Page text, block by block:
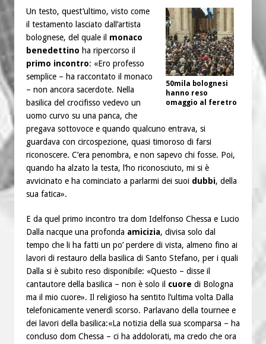
50mila bolognesi
hanno reso
omaggio al feretro
Un testo, quest’ultimo, visto come
il testamento lasciato dall’artista
bolognese, del quale il monaco
benedettino ha ripercorso il
primo incontro: «Ero professo
semplice – ha raccontato il monaco
– non ancora sacerdote. Nella
basilica del crocifisso vedevo un
uomo curvo su una panca, che
pregava sottovoce e quando qualcuno entrava, si
guardava con circospezione, quasi timoroso di farsi
riconoscere. C’era penombra, e non sapevo chi fosse. Poi,
quando ha alzato la testa, l’ho riconosciuto, mi si è
avvicinato e ha cominciato a parlarmi dei suoi dubbi, della
sua fatica».
E da quel primo incontro tra dom Idelfonso Chessa e Lucio
Dalla nacque una profonda amicizia, divisa solo dal
tempo che li ha fatti un po’ perdere di vista, almeno fino ai
lavori di restauro della basilica di Santo Stefano, per i quali
Dalla si è subito reso disponibile: «Questo – disse il
cantautore della basilica – non è solo il cuore di Bologna
ma il mio cuore». Il religioso ha sentito l’ultima volta Dalla
telefonicamente venerdì scorso. Parlavano della tournee e
dei lavori della basilica:«La notizia della sua scomparsa – ha
concluso dom Chessa – ci ha addolorati, ma credo che ora